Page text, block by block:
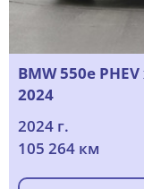
BMW 550e
2024
2024 г.
105 264 км